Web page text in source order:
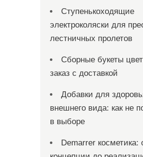
Ступенькоходящие
электроколяски для
лестничных пролетов
Сборные букеты
заказ с доставкой
Добавки для
внешнего вида: как не
в выборе
Demarrer косметика: